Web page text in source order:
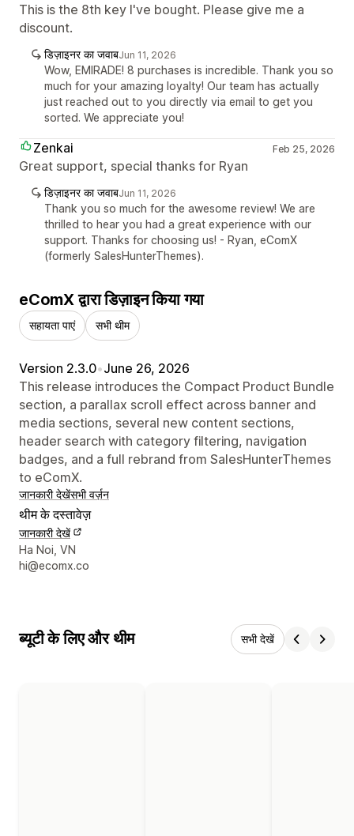
This is the 8th key I've bought. Please give me a
discount.
डिज़ाइनर का जवाबJun 11, 2026
Wow, EMIRADE! 8 purchases is incredible. Thank you so
much for your amazing loyalty! Our team has actually
just reached out to you directly via email to get you
sorted. We appreciate you!
Zenkai Feb 25, 2026
Great support, special thanks for Ryan
डिज़ाइनर का जवाबJun 11, 2026
Thank you so much for the awesome review! We are
thrilled to hear you had a great experience with our
support. Thanks for choosing us! - Ryan, eComX
(formerly SalesHunterThemes).
eComX द्वारा डिज़ाइन किया गया
सहायता पाएं सभी थीम
Version 2.3.0•June 26, 2026
This release introduces the Compact Product Bundle
section, a parallax scroll effect across banner and
media sections, several new content sections,
header search with category filtering, navigation
badges, and a full rebrand from SalesHunterThemes
to eComX.
जानकारी देखेंसभी वर्ज़न
थीम के दस्तावेज़
जानकारी देखें
डिज़ाइनर के संपर्क की जानकारी
Ha Noi, VN
hi@ecomx.co
ब्यूटी के लिए और थीम सभी देखें